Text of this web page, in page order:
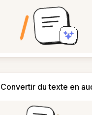
Convertir du texte en